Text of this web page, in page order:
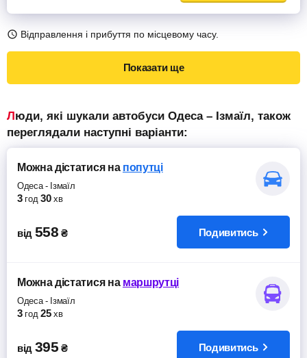
Відправлення і прибуття по місцевому часу.
Показати ще
Люди, які шукали автобуси Одеса – Ізмаїл, також
переглядали наступні варіанти:
Можна дістатисяна попутці
Одеса- Ізмаїл
3 год 30 хв
від 558 ₴ Подивитись
Можна дістатисяна маршрутці
Одеса- Ізмаїл
3 год 25 хв
від 395 ₴ Подивитись